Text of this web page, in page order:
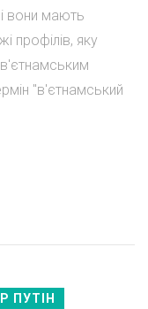
вони мають
профілів, яку
"в'єтнамський
ПУТІН